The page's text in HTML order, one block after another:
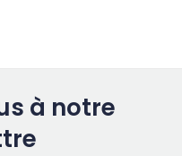
à notre